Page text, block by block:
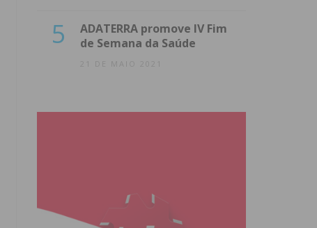
5
ADATERRA promove IV Fim
de Semana da Saúde
21 DE MAIO 2021